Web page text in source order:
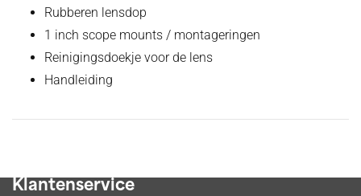
Rubberen lensdop
1 inch scope mounts / montageringen
Reinigingsdoekje voor de lens
Handleiding
Klantenservice